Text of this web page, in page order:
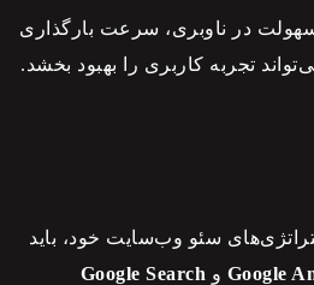
در ناوبری، سرعت بارگذاری
تجربه کاربری را بهبود بخشد.
سئو وب‌سایت خود، باید
Google و Google Search